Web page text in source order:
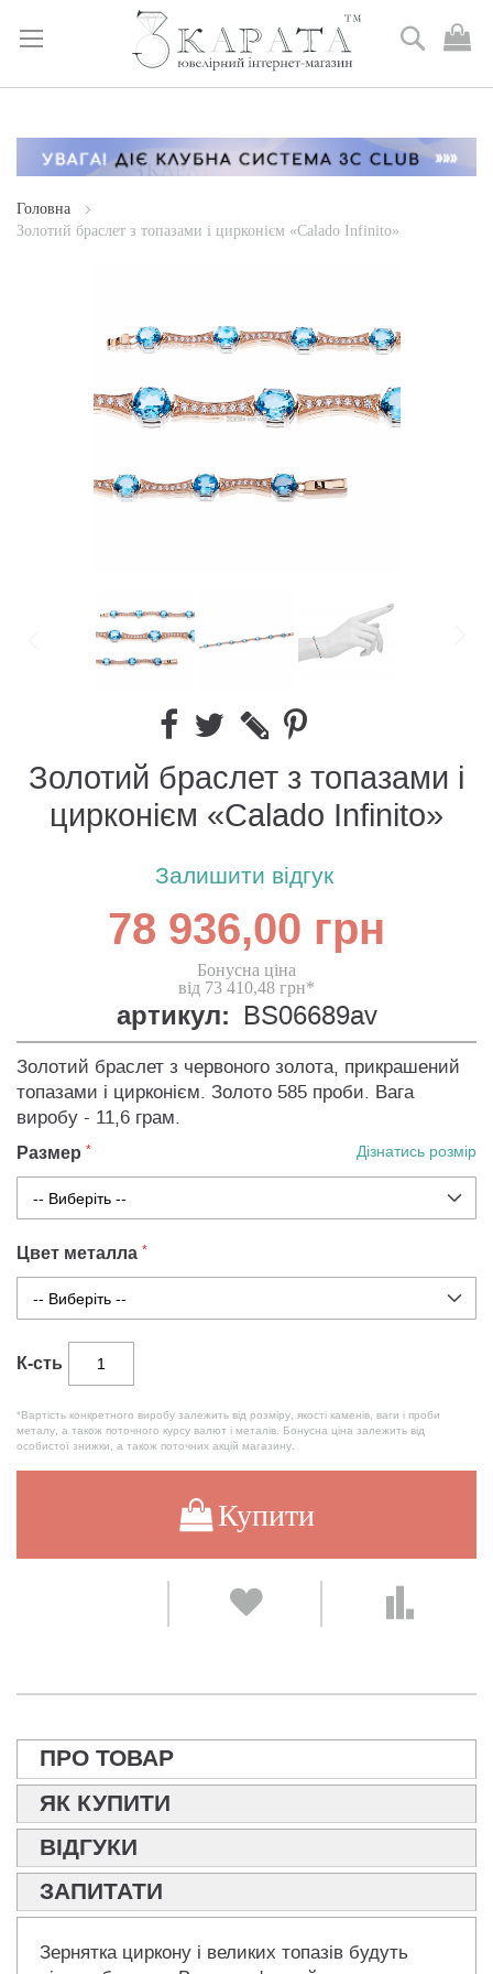
Skip
Content
Пошук
Головна
Золотий браслет з топазами і цирконієм «Calado Infinito»
Золотий браслет з топазами і
цирконієм «Calado Infinito»
Залишити відгук
78 936,00 грн
Бонусна ціна
від 73 410,48 грн*
артикул: BS06689av
Золотий браслет з червоного золота, прикрашений
топазами і цирконієм. Золото 585 проби. Вага
виробу - 11,6 грам.
Размер Дізнатись розмір
Цвет металла
К-сть
*Вартість конкретного виробу залежить від розміру, якості каменів, ваги і проби
металу, а також поточного курсу валют і металів. Бонусна ціна залежить від
особистої знижки, а також поточних акцій магазину.
Купити
ПРО ТОВАР
ЯК КУПИТИ
ВІДГУКИ
ЗАПИТАТИ
Зернятка циркону і великих топазів будуть